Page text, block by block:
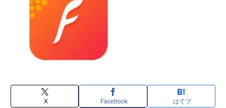
X Facebook はてブ